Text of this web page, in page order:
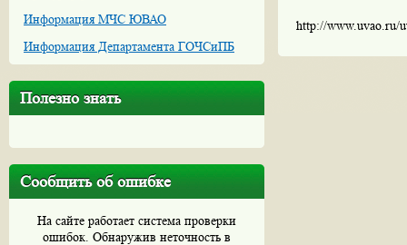
Информация МЧС ЮВАО
Информация Департамента ГОЧСиПБ
Полезно знать
Сообщить об ошибке
На сайте работает система проверки
ошибок. Обнаружив неточность в
http://www.uvao.ru/